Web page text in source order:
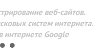
веб-сайтов.
систем интернета.
интернете Google